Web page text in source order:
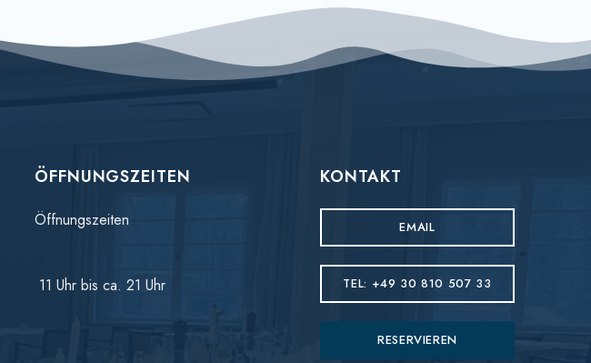
ÖFFNUNGSZEITEN
Öffnungszeiten
11 Uhr bis ca. 21 Uhr
KONTAKT
EMAIL
TEL: +49 30 810 507 33
RESERVIEREN